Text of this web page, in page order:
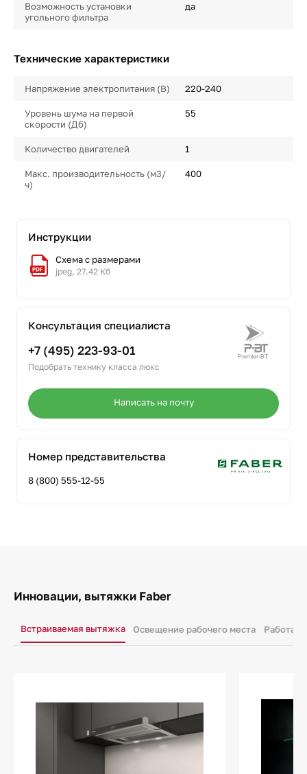
Возможность установки
угольного фильтра
да
Технические характеристики
Напряжение электропитания (В) 220-240
Уровень шума на первой
скорости (Дб)
55
Количество двигателей 1
Макс. производительность (м3/
ч)
400
Инструкции
Схема с размерами
jpeg, 27.42 Кб
Консультация специалиста
+7 (495) 223-93-01
Подобрать технику класса люкс
Написать на почту
Номер представительства
8 (800) 555-12-55
Инновации, вытяжки Faber
Встраиваемая вытяжка Освещение рабочего места Работа в